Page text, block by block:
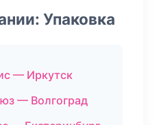
Упаковка
— Иркутск
— Волгоград